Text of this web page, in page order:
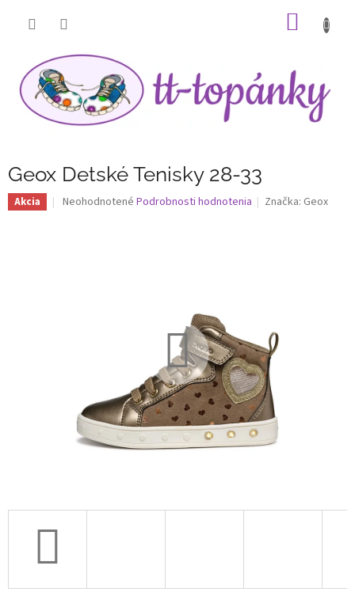
Geox Detské Tenisky 28-33
Akcia
Priemerné
Neohodnotené Podrobnosti hodnotenia Značka: Geox